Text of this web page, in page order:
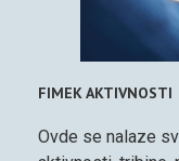
FIMEK AKTIVNOSTI
Ovde se nalaze